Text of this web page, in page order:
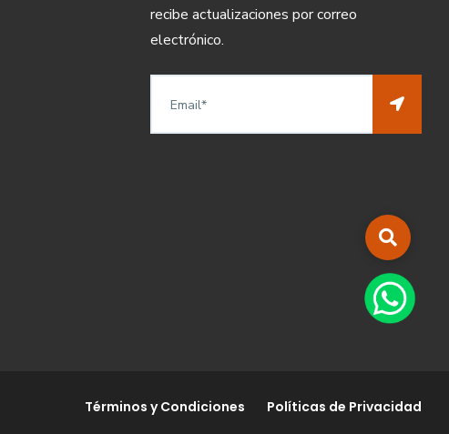
recibe actualizaciones por correo
electrónico.
Términos y Condiciones Políticas de Privacidad